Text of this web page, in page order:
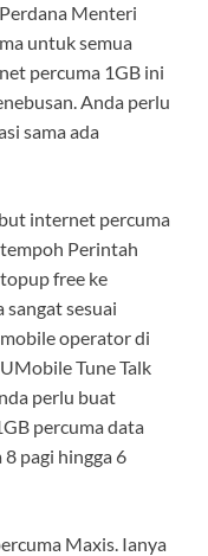
Menteri
untuk semua
percuma 1GB ini
Anda perlu
sama ada
internet percuma
Perintah
free ke
sesuai
operator di
Tune Talk
perlu buat
percuma data
pagi hingga 6
Maxis. Ianya